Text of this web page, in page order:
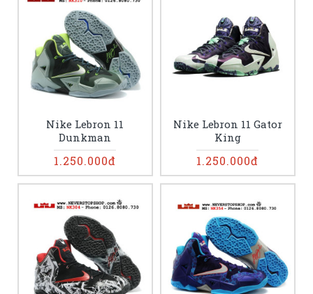
Nike Lebron 11
Dunkman
1.250.000đ
Nike Lebron 11 Gator
King
1.250.000đ